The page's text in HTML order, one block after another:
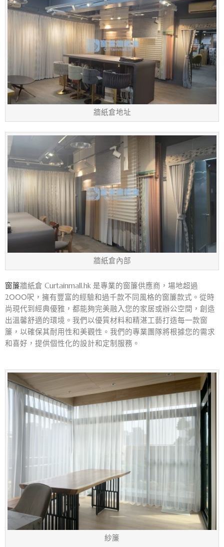
牆紙倉地址
牆紙倉內部
窗簾牆紙倉 Curtainmall.hk 是專業的窗簾供應商，場地超過
2000呎，擁有豐富的經驗和過千款不同風格的窗簾款式。從時
尚現代到經典優雅，都能夠完美融入您的家居或辦公空間，創造
出溫馨舒適的環境。我們以優質材料和精湛工藝打造每一款窗
簾，以確保其耐用性和美觀性。我們的專業團隊將根據您的需求
和喜好，提供個性化的設計和定制服務。
紗簾